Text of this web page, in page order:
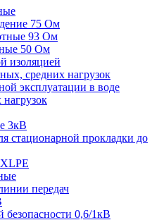
75 Ом
93 Ом
50 Ом
изоляцией
средних нагрузок
эксплуатации в воде
3кВ
стационарной прокладки до
передач
0,6/1кВ